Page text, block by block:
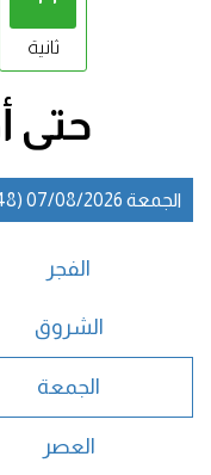
ثانية
حتى
الجمعة 07/08/2026 (22/2/1448هـ)
الفجر
الشروق
الجمعة
العصر